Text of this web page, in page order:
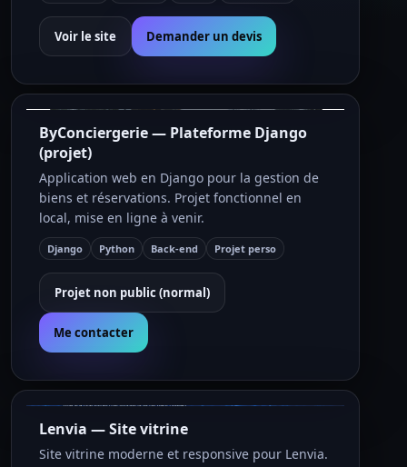
Voir le site Demander un devis
ByConciergerie — Plateforme Django
(projet)
Application web en Django pour la gestion de
biens et réservations. Projet fonctionnel en
local, mise en ligne à venir.
Django Python Back-end Projet perso
Projet non public (normal)
Me contacter
Lenvia — Site vitrine
Site vitrine moderne et responsive pour Lenvia.